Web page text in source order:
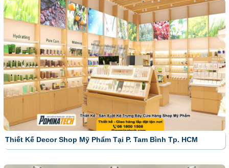
Thiết Kế Decor Shop Mỹ Phẩm Tại P. Tam Bình Tp. HCM